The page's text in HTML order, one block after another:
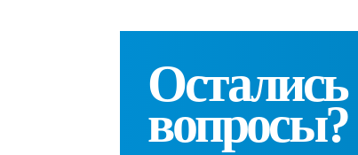
Остались
вопросы?